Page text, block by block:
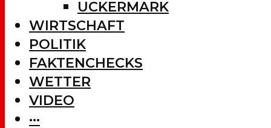
UCKERMARK
WIRTSCHAFT
POLITIK
FAKTENCHECKS
WETTER
VIDEO
···